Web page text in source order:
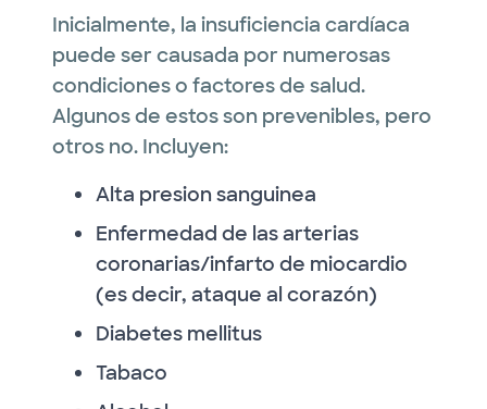
Inicialmente, la insuficiencia cardíaca
puede ser causada por numerosas
condiciones o factores de salud.
Algunos de estos son prevenibles, pero
otros no. Incluyen:
Alta presion sanguinea
Enfermedad de las arterias
coronarias/infarto de miocardio
(es decir, ataque al corazón)
Diabetes mellitus
Tabaco